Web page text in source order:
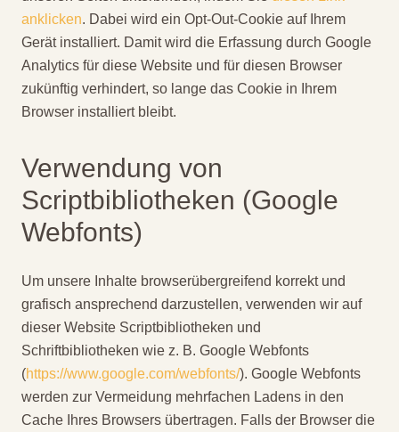
anklicken. Dabei wird ein Opt-Out-Cookie auf Ihrem
Gerät installiert. Damit wird die Erfassung durch Google
Analytics für diese Website und für diesen Browser
zukünftig verhindert, so lange das Cookie in Ihrem
Browser installiert bleibt.
Verwendung von
Scriptbibliotheken (Google
Webfonts)
Um unsere Inhalte browserübergreifend korrekt und
grafisch ansprechend darzustellen, verwenden wir auf
dieser Website Scriptbibliotheken und
Schriftbibliotheken wie z. B. Google Webfonts
(https://www.google.com/webfonts/). Google Webfonts
werden zur Vermeidung mehrfachen Ladens in den
Cache Ihres Browsers übertragen. Falls der Browser die